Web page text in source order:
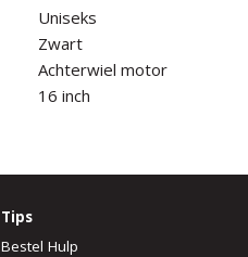
Uniseks
Zwart
Achterwiel motor
16 inch
Tips
Bestel Hulp